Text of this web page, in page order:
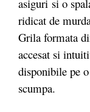
asiguri si o
ridicat de
Grila formata
accesat si
disponibile pe
scumpa.